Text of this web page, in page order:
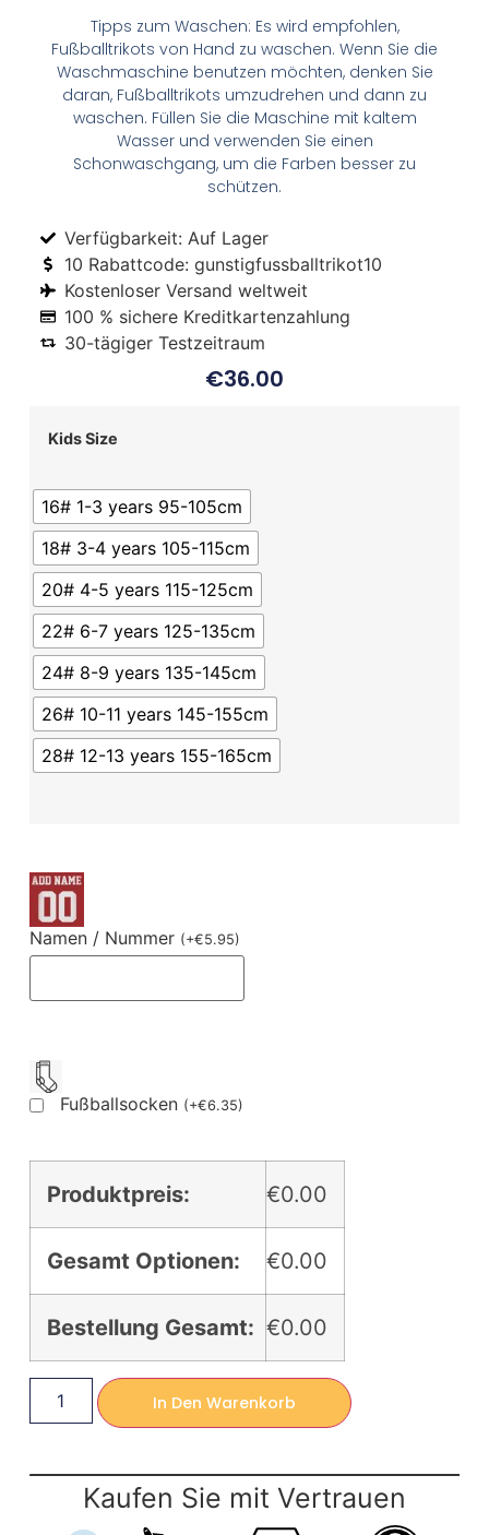
Tipps zum Waschen: Es wird empfohlen,
Fußballtrikots von Hand zu waschen. Wenn Sie die
Waschmaschine benutzen möchten, denken Sie
daran, Fußballtrikots umzudrehen und dann zu
waschen. Füllen Sie die Maschine mit kaltem
Wasser und verwenden Sie einen
Schonwaschgang, um die Farben besser zu
schützen.
Verfügbarkeit: Auf Lager
10 Rabattcode: gunstigfussballtrikot10
Kostenloser Versand weltweit
100 % sichere Kreditkartenzahlung
30-tägiger Testzeitraum
€36.00
Kids Size
16# 1-3 years 95-105cm
18# 3-4 years 105-115cm
20# 4-5 years 115-125cm
22# 6-7 years 125-135cm
24# 8-9 years 135-145cm
26# 10-11 years 145-155cm
28# 12-13 years 155-165cm
Namen / Nummer (+€5.95)
Fußballsocken (+€6.35)
Produktpreis: €0.00
Gesamt Optionen: €0.00
Bestellung Gesamt: €0.00
In Den Warenkorb
Kaufen Sie mit Vertrauen